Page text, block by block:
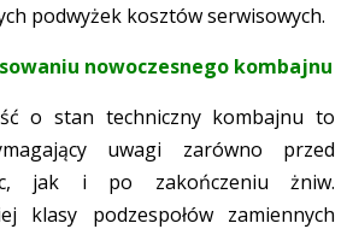
podwyżek kosztów serwisowych.
nowoczesnego kombajnu
o stan techniczny kombajnu to
uwagi zarówno przed
jak i po zakończeniu żniw.
klasy podzespołów zamiennych